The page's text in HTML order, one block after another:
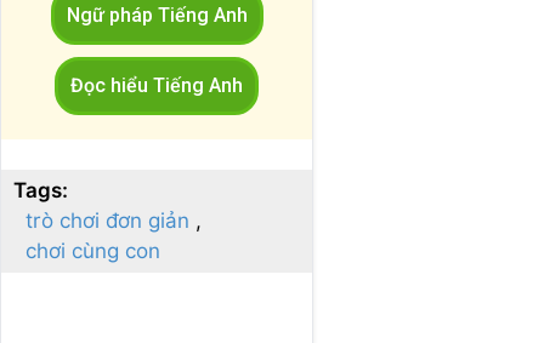
Ngữ pháp Tiếng Anh
Đọc hiểu Tiếng Anh
Tags:
trò chơi đơn giản
chơi cùng con